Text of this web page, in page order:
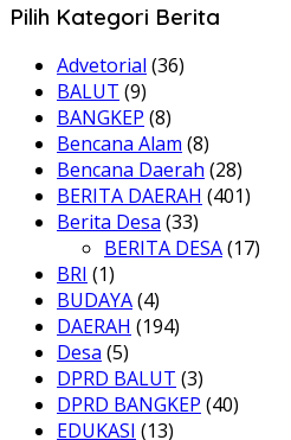
Pilih Kategori Berita
Advetorial (36)
BALUT (9)
BANGKEP (8)
Bencana Alam (8)
Bencana Daerah (28)
BERITA DAERAH (401)
Berita Desa (33)
BERITA DESA(17)
BRI (1)
BUDAYA(4)
DAERAH (194)
Desa (5)
DPRD BALUT (3)
DPRD BANGKEP (40)
EDUKASI (13)